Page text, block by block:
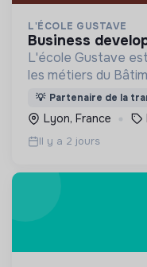
L'ÉCOLE GUSTAVE
business
L'école Gustave
les métiers du
de demain. Notre
fonction de leur
💡 Partenaire de la
Lyon, France
Il y a 2 jours